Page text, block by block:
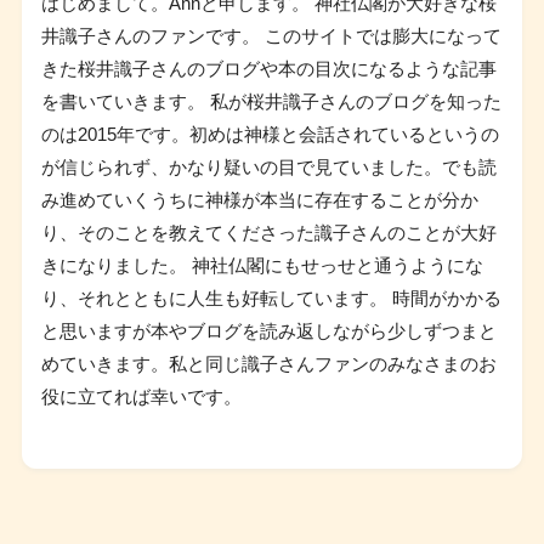
井識子さんのファンです。 このサイトでは膨大になって
きた桜井識子さんのブログや本の目次になるような記事
を書いていきます。 私が桜井識子さんのブログを知った
のは2015年です。初めは神様と会話されているというの
が信じられず、かなり疑いの目で見ていました。でも読
み進めていくうちに神様が本当に存在することが分か
り、そのことを教えてくださった識子さんのことが大好
きになりました。 神社仏閣にもせっせと通うようにな
り、それとともに人生も好転しています。 時間がかかる
と思いますが本やブログを読み返しながら少しずつまと
めていきます。私と同じ識子さんファンのみなさまのお
役に立てれば幸いです。